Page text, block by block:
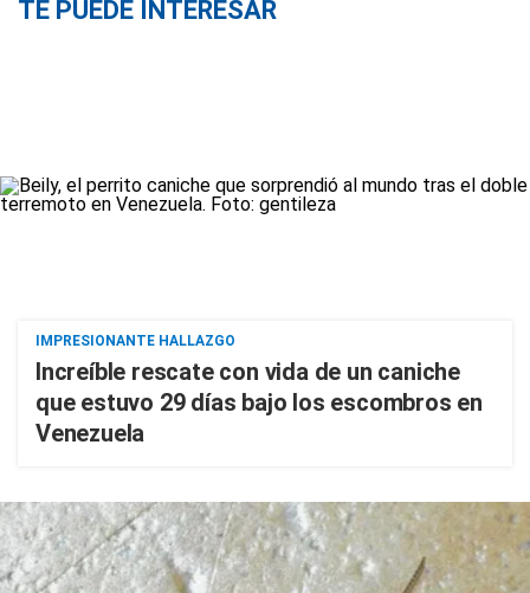
TE PUEDE INTERESAR
IMPRESIONANTE HALLAZGO
Increíble rescate con vida de un caniche
que estuvo 29 días bajo los escombros en
Venezuela